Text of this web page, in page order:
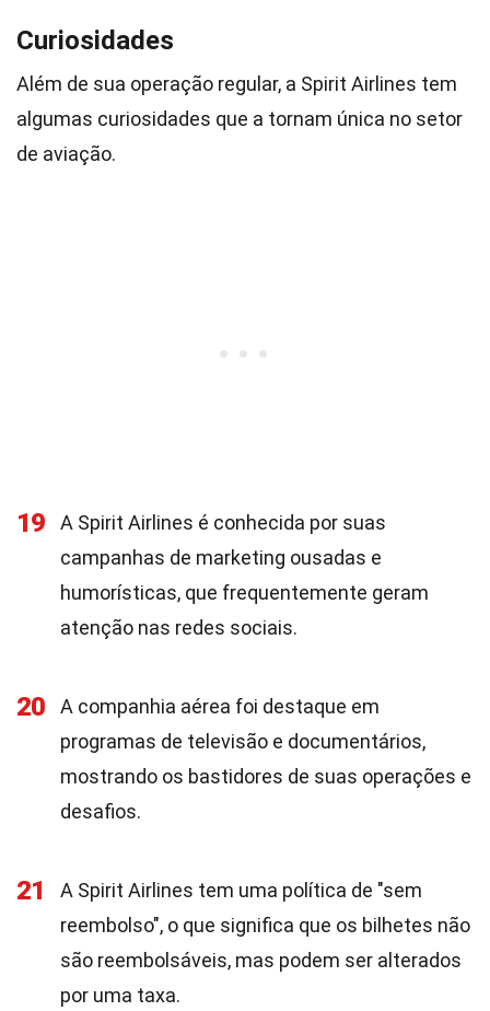
Curiosidades
Além de sua operação regular, a Spirit Airlines tem
algumas curiosidades que a tornam única no setor
de aviação.
19
A Spirit Airlines é conhecida por suas
campanhas de marketing ousadas e
humorísticas, que frequentemente geram
atenção nas redes sociais.
20
A companhia aérea foi destaque em
programas de televisão e documentários,
mostrando os bastidores de suas operações e
desafios.
21
A Spirit Airlines tem uma política de "sem
reembolso", o que significa que os bilhetes não
são reembolsáveis, mas podem ser alterados
por uma taxa.